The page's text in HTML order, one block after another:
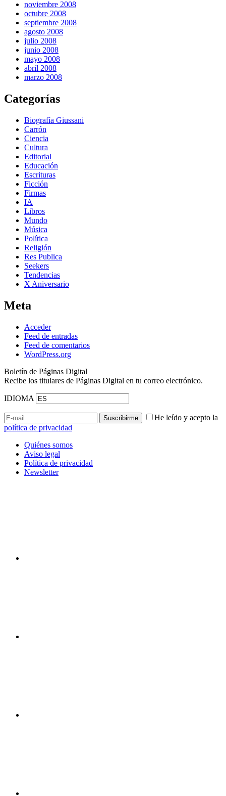
noviembre 2008
octubre 2008
septiembre 2008
agosto 2008
julio 2008
junio 2008
mayo 2008
abril 2008
marzo 2008
Categorías
Biografía Giussani
Carrón
Ciencia
Cultura
Editorial
Educación
Escrituras
Ficción
Firmas
IA
Libros
Mundo
Música
Política
Religión
Res Publica
Seekers
Tendencias
X Aniversario
Meta
Acceder
Feed de entradas
Feed de comentarios
WordPress.org
Boletín de Páginas Digital
Recibe los titulares de Páginas Digital en tu correo electrónico.
IDIOMA
He leído y acepto la
política de privacidad
Quiénes somos
Aviso legal
Política de privacidad
Newsletter